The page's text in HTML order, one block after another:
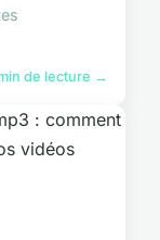
de lecture →